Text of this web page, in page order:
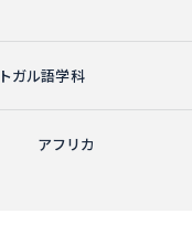
ガル語学科
アフリカ